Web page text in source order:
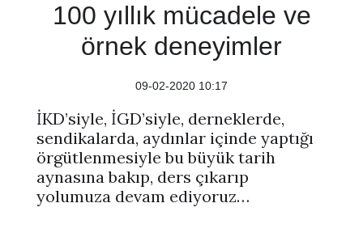
100 yıllık mücadele ve
örnek deneyimler
09-02-2020 10:17
İKD’siyle, İGD’siyle, derneklerde,
sendikalarda, aydınlar içinde yaptığı
örgütlenmesiyle bu büyük tarih
aynasına bakıp, ders çıkarıp
yolumuza devam ediyoruz…